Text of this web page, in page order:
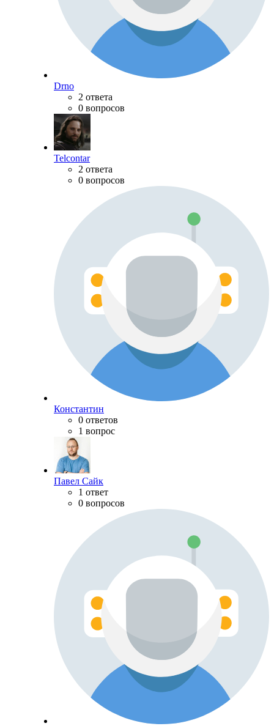
Drno
2 ответа
0 вопросов
Telcontar
2 ответа
0 вопросов
Константин
0 ответов
1 вопрос
Павел Сайк
1 ответ
0 вопросов